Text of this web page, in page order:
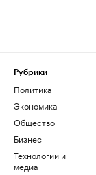
Рубрики
Политика
Экономика
Общество
Бизнес
Технологии и
медиа